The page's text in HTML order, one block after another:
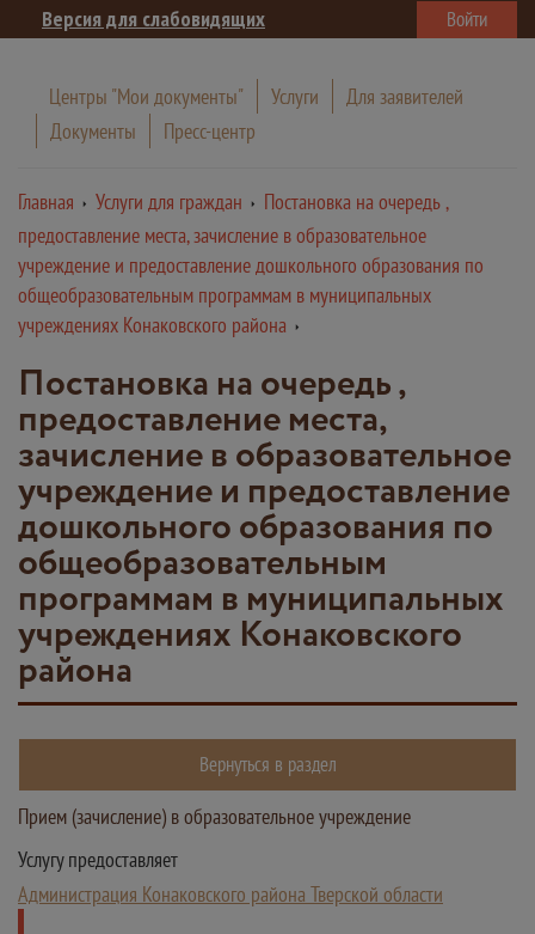
Версия для слабовидящих Войти
Центры "Мои документы" Услуги
Для заявителей
Документы
Пресс-центр
Главная Услуги для граждан
Постановка на очередь ,
предоставление места, зачисление в образовательное
учреждение и предоставление дошкольного образования по
общеобразовательным программам в муниципальных
учреждениях Конаковского района
Постановка на очередь ,
предоставление места,
зачисление в образовательное
учреждение и предоставление
дошкольного образования по
общеобразовательным
программам в муниципальных
учреждениях Конаковского
района
Вернуться в раздел
Прием (зачисление) в образовательное учреждение
Услугу предоставляет
Администрация Конаковского района Тверской области